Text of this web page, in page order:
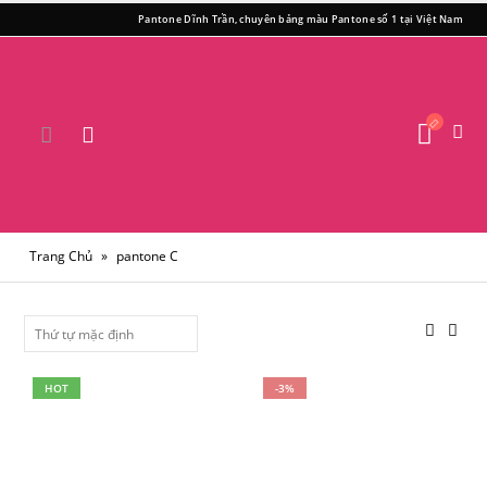
Pantone Dĩnh Trần, chuyên bảng màu Pantone số 1 tại Việt Nam
Trang Chủ » pantone C
HOT -3%